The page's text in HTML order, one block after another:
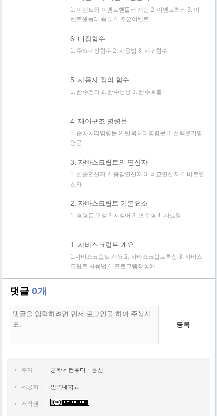
1. 이벤트와 이벤트핸들러 개념 2. 이벤트처리 3. 이
벤트핸들러 종류 4. 주요이벤트
6. 내장함수
1. 주요내장함수 2. 사용법 3. 재귀함수
5. 사용자 정의 함수
1. 함수정의 2. 함수생성 3. 함수호출
4. 제어구조 명령문
1. 순차처리명령문 2. 반복처리명령문 3. 선택분기명
령문
3. 자바스크립트의 연산자
1. 산술연산자 2. 증감연산자 3. 비교연산자 4. 비트연
산자
2. 자바스크립트 기본요소
1. 명령문 구성 2.지정어 3. 변수명 4. 자료형
1. 자바스크립트 개요
1.자바스크립트 개요 2. 자바스크립트특징 3. 자바스
크립트 사용법 4. 프로그램작성예
댓글 0개
등록
주제 : 공학 > 컴퓨터ㆍ통신
제공처 : 인덕대학교
저작권 :